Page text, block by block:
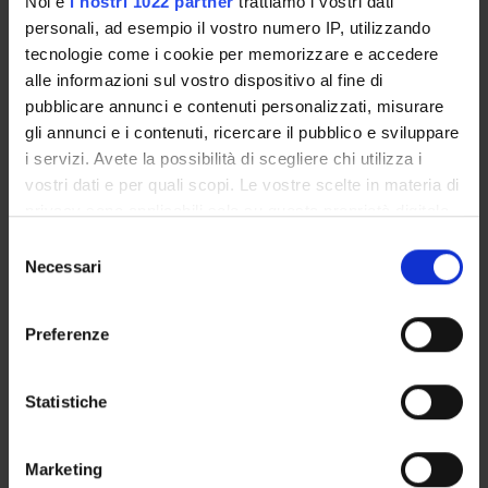
personali, ad esempio il vostro numero IP, utilizzando
tecnologie come i cookie per memorizzare e accedere
alle informazioni sul vostro dispositivo al fine di
pubblicare annunci e contenuti personalizzati, misurare
gli annunci e i contenuti, ricercare il pubblico e sviluppare
i servizi. Avete la possibilità di scegliere chi utilizza i
vostri dati e per quali scopi. Le vostre scelte in materia di
modificare o revocare il proprio consenso in qualsiasi
momento dalla Dichiarazione sui cookie o facendo clic
raccogliere informazioni sulla tua posizione
geografica, con un'approssimazione di qualche
Identificare il tuo dispositivo, scansionandolo
delNecessari
Preferenze
Statistiche
Marketing
UFFICI E STRUTTURE DI SERVIZIO
SERVIZI DI SEGRETERIA STUDENTI
STRUTTURE DEL DIPARTIMENTO
BIBLIOTECHE
Contatti
Luoghi